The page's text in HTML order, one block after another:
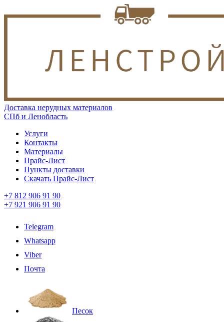
Доставка нерудных материалов
СПб и Ленобласть
Услуги
Контакты
Материалы
Прайс-Лист
Пункты доставки
Скачать Прайс-Лист
+7 812 906 91 90
+7 921 906 91 90
Telegram
Whatsapp
Viber
Почта
Песок